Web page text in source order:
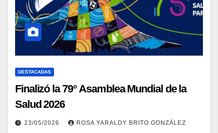
DESTACADAS
Finalizó la 79° Asamblea Mundial de la
Salud 2026
23/05/2026 ROSA YARALDY BRITO GONZÁLEZ